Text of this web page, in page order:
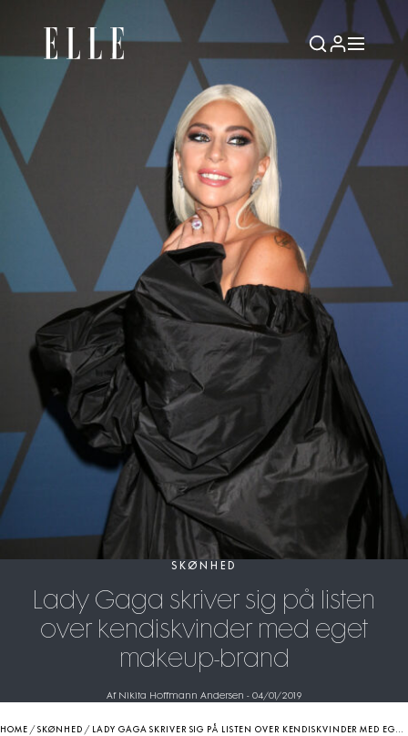
SKØNHED
Lady Gaga skriver sig på listen
over kendiskvinder med eget
makeup-brand
Af Nikita Hoffmann Andersen - 04/01/2019
HOME /SKØNHED / LADY GAGA SKRIVER SIG PÅ LISTEN OVER KENDISKVINDER MED EGET MAKEUP-BRAND